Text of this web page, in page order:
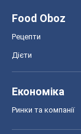
Food Oboz
Рецепти
Дієти
Економіка
Ринки та компанії